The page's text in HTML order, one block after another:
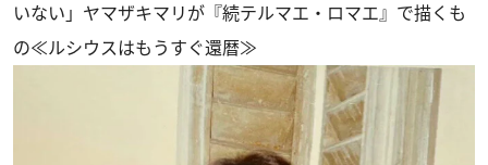
いない」ヤマザキマリが『続テルマエ・ロマエ』で描くも
の≪ルシウスはもうすぐ還暦≫